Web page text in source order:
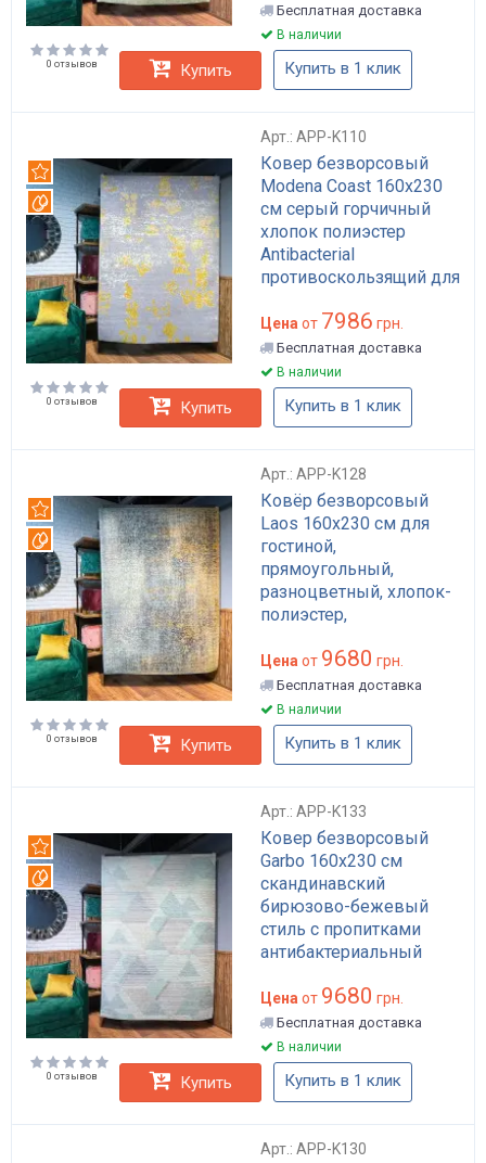
Бесплатная доставка
В наличии
0 отзывов Купить Купить в 1 клик
Арт.: APP-K110
Ковер безворсовый
Modena Coast 160x230
см серый горчичный
хлопок полиэстер
Antibacterial
противоскользящий для
Рекомендуем
Вотерпруф
Цена от 7986 грн.
Бесплатная доставка
В наличии
0 отзывов Купить Купить в 1 клик
Арт.: APP-K128
Ковёр безворсовый
Laos 160x230 см для
гостиной,
прямоугольный,
разноцветный, хлопок-
полиэстер,
антимикробной
пропиткой арт: APP-
K128
Рекомендуем
Вотерпруф
Цена от 9680 грн.
Бесплатная доставка
В наличии
0 отзывов Купить Купить в 1 клик
Арт.: APP-K133
Ковер безворсовый
Garbo 160x230 см
скандинавский
бирюзово-бежевый
стиль с пропитками
антибактериальный
водоотталкивающий
арт: APP-K133
Рекомендуем
Вотерпруф
Цена от 9680 грн.
Бесплатная доставка
В наличии
0 отзывов Купить Купить в 1 клик
Арт.: APP-K130